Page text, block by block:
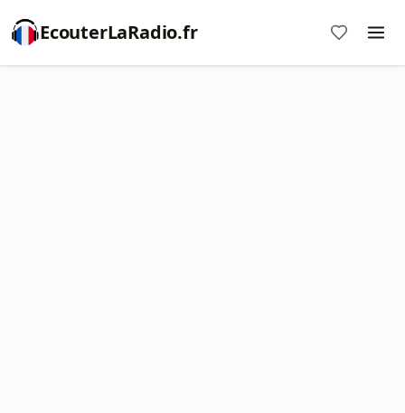
EcouterLaRadio.fr